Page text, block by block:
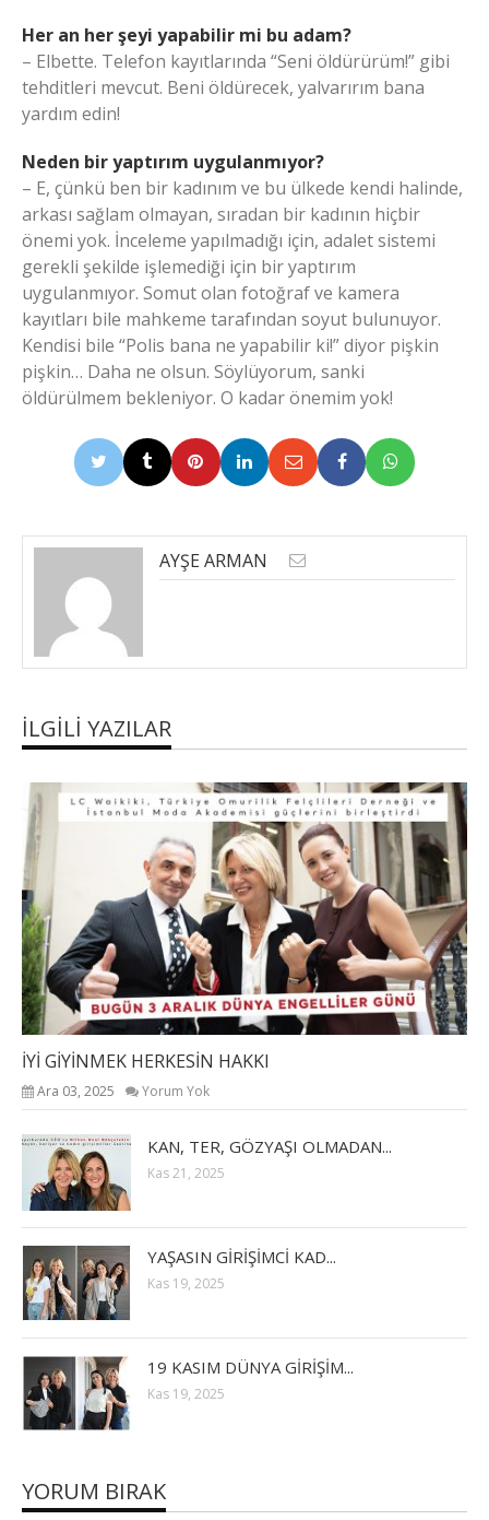
Her an her şeyi yapabilir mi bu adam?
– Elbette. Telefon kayıtlarında “Seni öldürürüm!” gibi
tehditleri mevcut. Beni öldürecek, yalvarırım bana
yardım edin!
Neden bir yaptırım uygulanmıyor?
– E, çünkü ben bir kadınım ve bu ülkede kendi halinde,
arkası sağlam olmayan, sıradan bir kadının hiçbir
önemi yok. İnceleme yapılmadığı için, adalet sistemi
gerekli şekilde işlemediği için bir yaptırım
uygulanmıyor. Somut olan fotoğraf ve kamera
kayıtları bile mahkeme tarafından soyut bulunuyor.
Kendisi bile “Polis bana ne yapabilir ki!” diyor pişkin
pişkin… Daha ne olsun. Söylüyorum, sanki
öldürülmem bekleniyor. O kadar önemim yok!
AYŞE ARMAN
İLGILI YAZILAR
İYİ GİYİNMEK HERKESİN HAKKI
Ara 03, 2025 Yorum Yok
KAN, TER, GÖZYAŞI OLMADAN...
Kas 21, 2025
YAŞASIN GİRİŞİMCİ KAD...
Kas 19, 2025
19 KASIM DÜNYA GİRİŞİM...
Kas 19, 2025
YORUM BIRAK